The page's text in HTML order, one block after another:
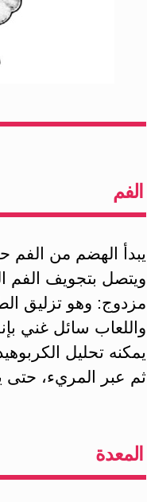
الفم
يبدأ الهضم من الفم
ويتصل بتجويف الفم
مزدوج: وهو تزليق
واللعاب سائل غني
يمكنه تحليل
ثم عبر المريء، حتى
المعدة